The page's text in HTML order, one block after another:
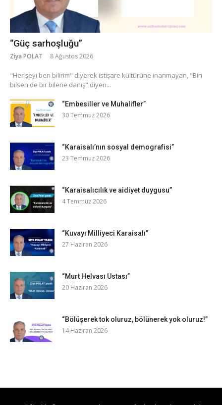
“Güç sarhoşluğu”
Ziya POLAT 8 Ağustos 2026
​"Her şeyi ben bilirim" diyerek istişare kültürüne inanmayan, "Bin
bilsen de bir bilene danış" diyen...
“Embesiller ve Muhalifler”
30 Temmuz 2026
“Karaisalı’nın sosyal demografisi”
23 Temmuz 2026
“Karaisalıcılık ve aidiyet duygusu”
4 Temmuz 2026
“Kuvayı Milliyeci Karaisalı”
27 Haziran 2026
“Murt Helvası Ustası”
20 Haziran 2026
“Bölüşerek tok oluruz, bölünerek yok oluruz!”
14 Haziran 2026